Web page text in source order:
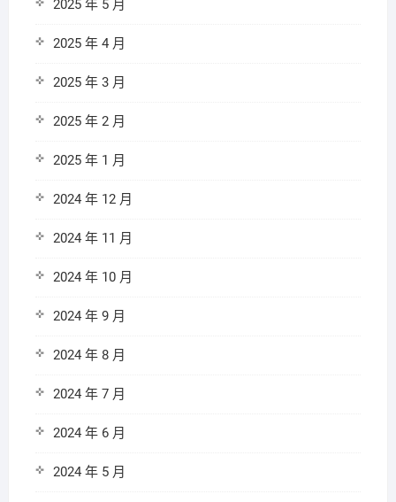
2025 年 5 月
2025 年 4 月
2025 年 3 月
2025 年 2 月
2025 年 1 月
2024 年 12 月
2024 年 11 月
2024 年 10 月
2024 年 9 月
2024 年 8 月
2024 年 7 月
2024 年 6 月
2024 年 5 月